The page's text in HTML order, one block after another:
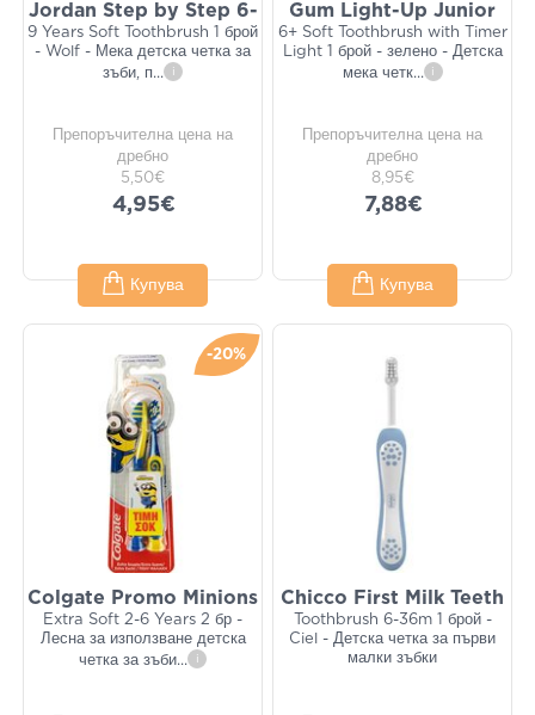
Jordan Step by Step 6-
9 Years Soft Toothbrush 1 брой
- Wolf - Мека детска четка за
зъби, п... i
Препоръчителна цена на
дребно
5,50€
4,95€
Купува
Gum Light-Up Junior
6+ Soft Toothbrush with Timer
Light 1 брой - зелено - Детска
мека четк... i
Препоръчителна цена на
дребно
8,95€
7,88€
Купува
-20%
Colgate Promo Minions
Extra Soft 2-6 Years 2 бр -
Лесна за използване детска
четка за зъби... i
Chicco First Milk Teeth
Toothbrush 6-36m 1 брой -
Ciel - Детска четка за първи
малки зъбки